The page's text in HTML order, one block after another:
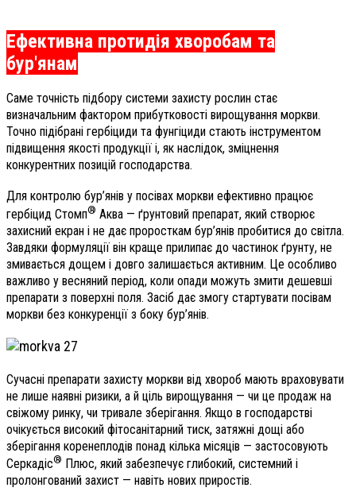
Ефективна протидія хворобам та
бур'янам
Саме точність підбору системи захисту рослин стає
визначальним фактором прибутковості вирощування моркви.
Точно підібрані гербіциди та фунгіциди стають інструментом
підвищення якості продукції і, як наслідок, зміцнення
конкурентних позицій господарства.
Для контролю бур’янів у посівах моркви ефективно працює
гербіцид Стомп® Аква — ґрунтовий препарат, який створює
захисний екран і не дає проросткам бур’янів пробитися до світла.
Завдяки формуляції він краще прилипає до частинок ґрунту, не
змивається дощем і довго залишається активним. Це особливо
важливо у весняний період, коли опади можуть змити дешевші
препарати з поверхні поля. Засіб дає змогу стартувати посівам
моркви без конкуренції з боку бур’янів.
Сучасні препарати захисту моркви від хвороб мають враховувати
не лише наявні ризики, а й ціль вирощування — чи це продаж на
свіжому ринку, чи тривале зберігання. Якщо в господарстві
очікується високий фітосанітарний тиск, затяжні дощі або
зберігання коренеплодів понад кілька місяців — застосовують
Серкадіс® Плюс, який забезпечує глибокий, системний і
пролонгований захист — навіть нових приростів.